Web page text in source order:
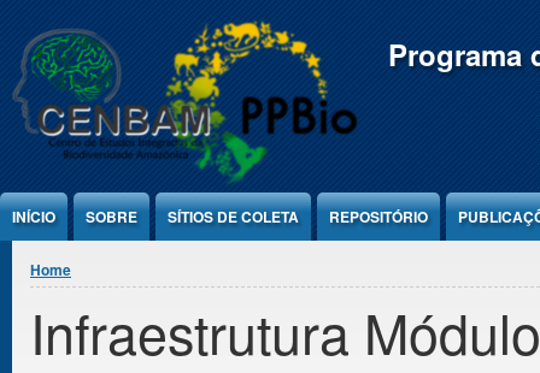
Programa
INÍCIO SOBRE SÍTIOS DE COLETA REPOSITÓRIO
You are here
Home
Infraestrutura